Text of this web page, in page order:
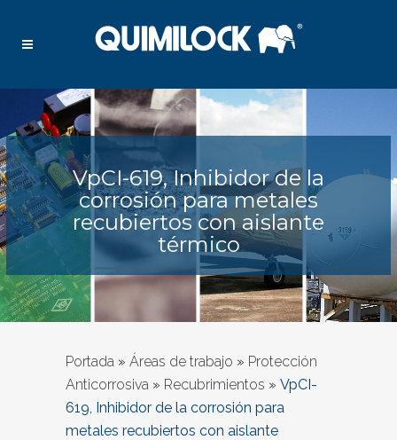
VpCI-619, Inhibidor de la
corrosión para metales
recubiertos con aislante
térmico
Portada » Áreas de trabajo » Protección
Anticorrosiva » Recubrimientos » VpCI-
619, Inhibidor de la corrosión para
metales recubiertos con aislante